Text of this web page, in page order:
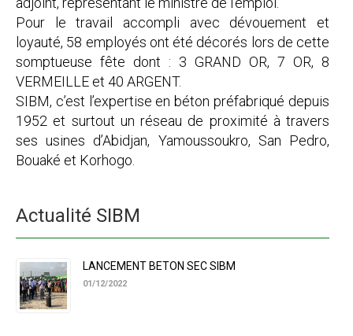
Pour le travail accompli avec dévouement et
loyauté, 58 employés ont été décorés lors de cette
somptueuse fête dont : 3 GRAND OR, 7 OR, 8
VERMEILLE et 40 ARGENT.
SIBM, c’est l’expertise en béton préfabriqué depuis
1952 et surtout un réseau de proximité à travers
ses usines d’Abidjan, Yamoussoukro, San Pedro,
Bouaké et Korhogo.
Actualité SIBM
LANCEMENT BETON SEC SIBM
01/12/2022